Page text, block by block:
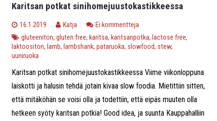
Karitsan potkat sinihomejuustokastikkeessa
16.1.2019 Katja
Ei kommentteja
gluteeniton, gluten free, karitsa, karitsanpotka, lactose free,
laktoositon, lamb, lambshank, pataruoka, slowfood, stew,
uuniruoka
Karitsan potkat sinihomejuustokastikkeessa Viime viikonloppuna
laiskotti ja halusin tehdä jotain kivaa slow foodia. Mietittiin sitten,
että mitäköhän se voisi olla ja todettiin, että eipäs muuten olla
hetkeen syöty karitsan potkia! Good idea, ja suunta Kauppahalliin